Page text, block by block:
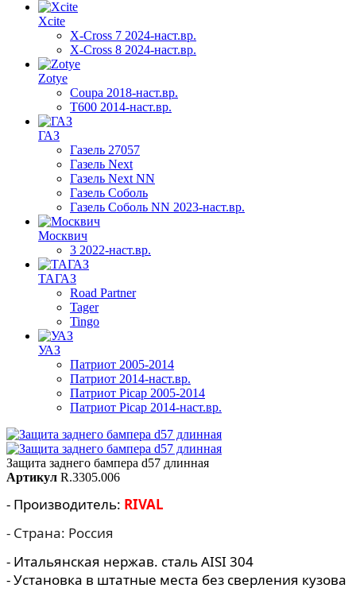
Xcite
X-Cross 7 2024-наст.вр.
X-Cross 8 2024-наст.вр.
Zotye
Coupa 2018-наст.вр.
T600 2014-наст.вр.
ГАЗ
Газель 27057
Газель Next
Газель Next NN
Газель Соболь
Газель Соболь NN 2023-наст.вр.
Москвич
3 2022-наст.вр.
ТАГАЗ
Road Partner
Tager
Tingo
УАЗ
Патриот 2005-2014
Патриот 2014-наст.вр.
Патриот Picap 2005-2014
Патриот Picap 2014-наст.вр.
Защита заднего бампера d57 длинная
Артикул R.3305.006
- Производитель: RIVAL
- Страна: Россия
- Итальянская нержав. сталь AISI 304
- Установка в штатные места без сверления кузова